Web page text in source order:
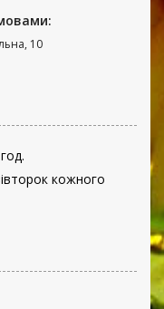
10
кожного